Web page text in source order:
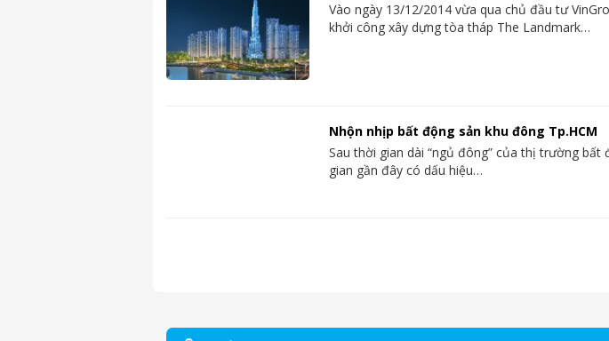
Vào ngày 13/12/2014 vừa qua chủ đầu tư
khởi công xây dựng tòa tháp The Landmark…
Nhộn nhịp bất động sản khu đông Tp.HCM
Sau thời gian dài “ngủ đông” của thị trường bất
gian gần đây có dấu hiệu…